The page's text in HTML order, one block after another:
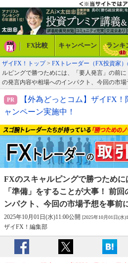
FX比較 キャンペーン ランキ
ザイFX！トップ> FXトレーダー（FX投資家）
ルピングで勝つためには、「要人発言」の前
の発言内容や相場へのインパクト、今回の市
【外為どっとコム】ザイFX
ャンペーン実施中！
FXのスキャルピングで勝つため
「準備」をすることが大事！ 前
ンパクト、今回の市場予想を事前
2025年10月01日(水)11:00公開 [2025年10月01日(水
ザイFX！編集部